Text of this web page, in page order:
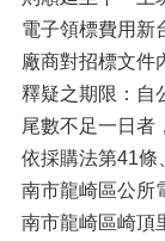
電子領標費用新
廠商對招標文件
釋疑之期限：自
尾數不足一日者
依採購法第41條
南市龍崎區公所
南市龍崎區崎頂